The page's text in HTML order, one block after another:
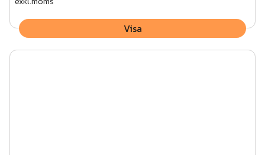
Visa